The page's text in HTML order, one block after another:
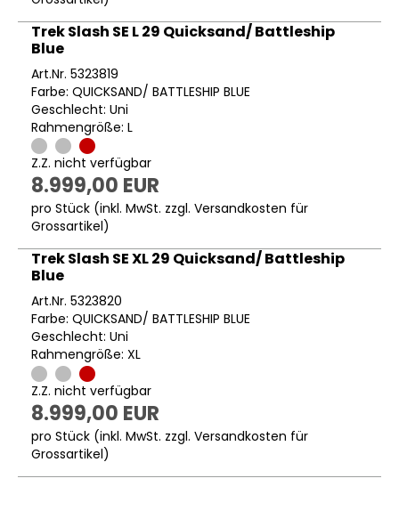
Trek Slash SE L 29 Quicksand/ Battleship
Blue
Art.Nr. 5323819
Farbe: QUICKSAND/ BATTLESHIP BLUE
Geschlecht: Uni
Rahmengröße: L
Z.Z. nicht verfügbar
8.999,00 EUR
pro Stück (inkl. MwSt. zzgl. Versandkosten für
Grossartikel)
Trek Slash SE XL 29 Quicksand/ Battleship
Blue
Art.Nr. 5323820
Farbe: QUICKSAND/ BATTLESHIP BLUE
Geschlecht: Uni
Rahmengröße: XL
Z.Z. nicht verfügbar
8.999,00 EUR
pro Stück (inkl. MwSt. zzgl. Versandkosten für
Grossartikel)